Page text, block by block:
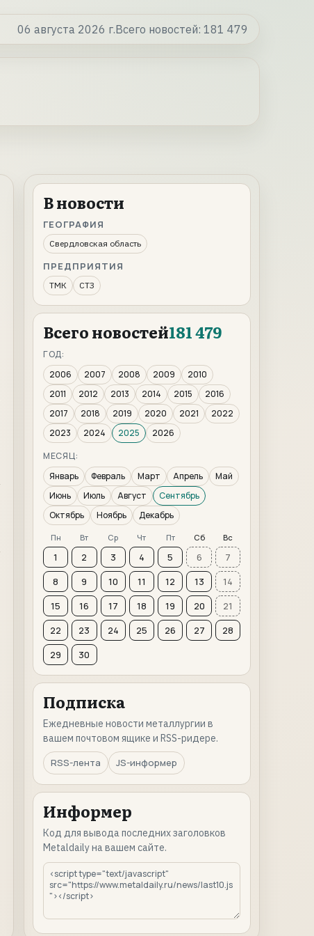
06 августа 2026 г.Всего новостей: 181 479
В новости
ГЕОГРАФИЯ
Свердловская область
ПРЕДПРИЯТИЯ
ТМК СТЗ
Всего новостей181 479
ГОД:
2006
2007 2008 2009
2010
2011
2012 2013 2014 2015
2016
2017
2018 2019 2020 2021
2022
2023
2024 2025
2026
МЕСЯЦ:
Январь
Февраль Март Апрель
Май
Июнь
Июль Август
Сентябрь
Октябрь
Ноябрь Декабрь
Пн Вт Ср Чт Пт Сб Вс
1 2 3 4 5 6
7
8
9 10 11 12 13
14
15
16 17 18 19 20
21
22
23 24 25 26 27
28
29
30
Подписка
Ежедневные новости металлургии в
вашем почтовом ящике и RSS-ридере.
RSS-лента
JS-информер
Информер
Код для вывода последних заголовков
Metaldaily на вашем сайте.